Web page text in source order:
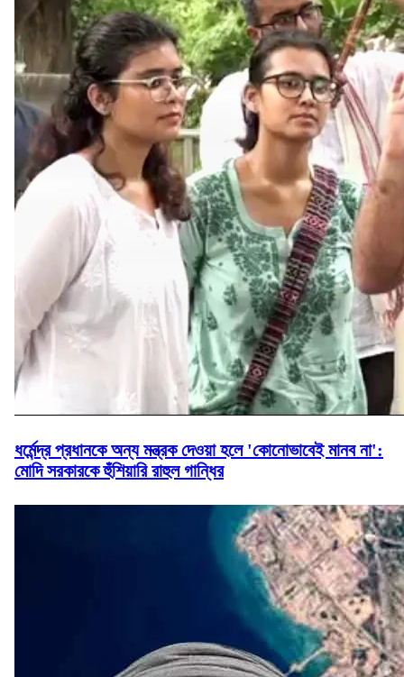
ধর্মেন্দ্র প্রধানকে অন্য মন্ত্রক দেওয়া হলে 'কোনোভাবেই মানব না':
মোদি সরকারকে হুঁশিয়ারি রাহুল গান্ধির